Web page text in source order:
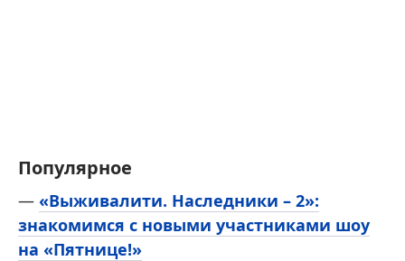
Популярное
— «Выживалити. Наследники – 2»:
знакомимся с новыми участниками шоу
на «Пятнице!»